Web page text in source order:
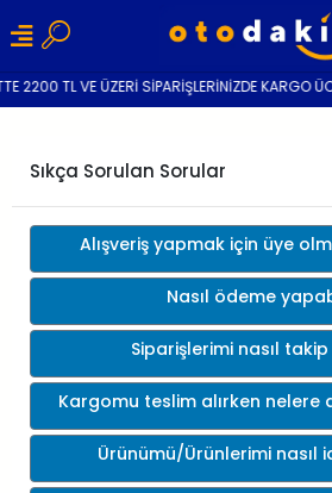
2200 TL VE ÜZERİ SİPARİŞLERİNİZDE KARGO
Sıkça Sorulan Sorular
Alışveriş yapmak için üye
Nasıl ödeme
Siparişlerimi nasıl
Kargomu teslim alırken nelere
Ürünümü/Ürünlerimi nasıl